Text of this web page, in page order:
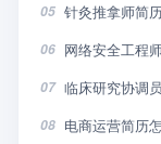
05 针灸推拿师简
06 网络安全工程
07 临床研究协调
08 电商运营简历